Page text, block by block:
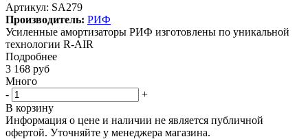
Артикул: SA279
Производитель: РИФ
Усиленные амортизаторы РИФ изготовлены по уникальной
технологии R-AIR
Подробнее
3 168 руб
Много
-
+
В корзину
Информация о цене и наличии не является публичной
офертой. Уточняйте у менеджера магазина.